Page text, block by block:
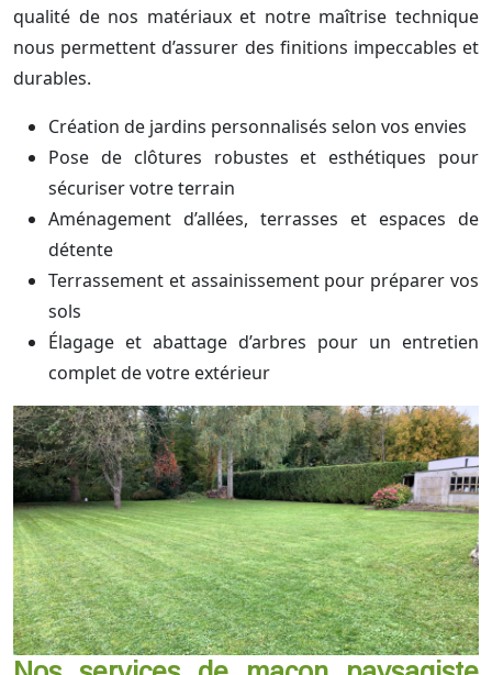
qualité de nos matériaux et notre maîtrise technique
nous permettent d’assurer des finitions impeccables et
durables.
Création de jardins personnalisés selon vos envies
Pose de clôtures robustes et esthétiques pour
sécuriser votre terrain
Aménagement d’allées, terrasses et espaces de
détente
Terrassement et assainissement pour préparer vos
sols
Élagage et abattage d’arbres pour un entretien
complet de votre extérieur